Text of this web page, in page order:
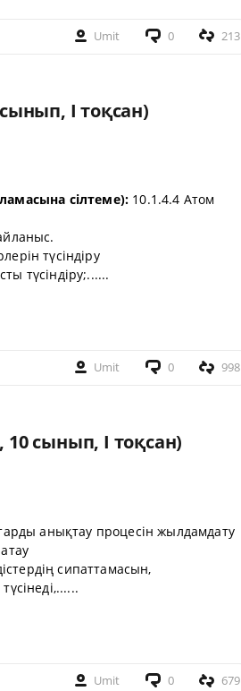
Umit 0 213
I тоқсан)
сілтеме): 10.1.4.4 Атом
түсіндіру
түсіндіру;......
Umit 0 998
сынып, I тоқсан)
анықтау процесін жылдамдату
сипаттамасын,
Umit 0 679